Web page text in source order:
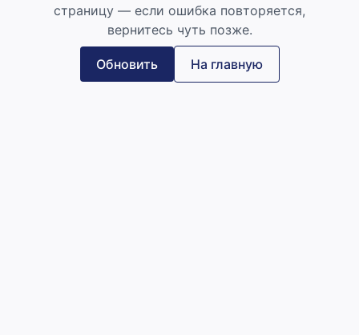
страницу — если ошибка повторяется,
вернитесь чуть позже.
Обновить На главную